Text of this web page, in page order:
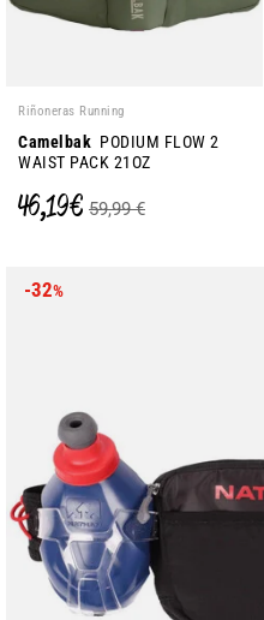
Riñoneras Running
Camelbak PODIUM FLOW 2
WAIST PACK 21OZ
46,19 € 59,99 €
-32%